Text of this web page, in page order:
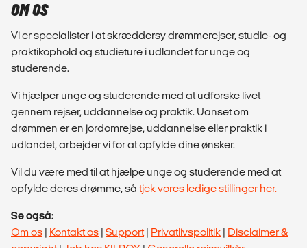
OM OS
Vi er specialister i at skræddersy drømmerejser, studie- og
praktikophold og studieture i udlandet for unge og
studerende.
Vi hjælper unge og studerende med at udforske livet
gennem rejser, uddannelse og praktik. Uanset om
drømmen er en jordomrejse, uddannelse eller praktik i
udlandet, arbejder vi for at opfylde dine ønsker.
Vil du være med til at hjælpe unge og studerende med at
opfylde deres drømme, så tjek vores ledige stillinger her.
Se også:
Om os | Kontakt os | Support| Privatlivspolitik | Disclaimer &